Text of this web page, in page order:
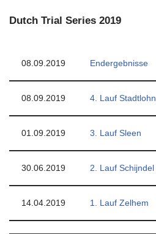
Dutch Trial Series 2019
08.09.2019 Endergebnisse
08.09.2019 4. Lauf Stadtlohn
01.09.2019 3. Lauf Sleen
30.06.2019 2. Lauf Schijndel
14.04.2019 1. Lauf Zelhem